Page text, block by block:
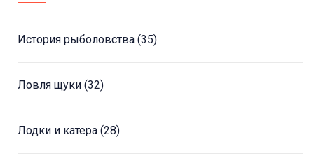
История рыболовства (35)
Ловля щуки (32)
Лодки и катера (28)